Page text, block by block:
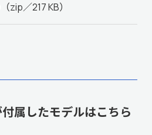
（zip／217 KB）
属したモデルはこちら